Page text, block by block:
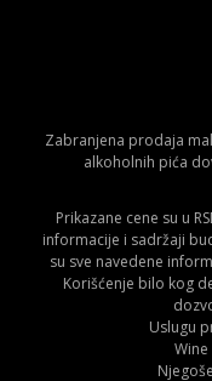
Zabranjena prodaja
alkoholnih pića
Prikazane cene su u
informacije i sadržaji
su sve navedene
Korišćenje bilo kog
Uslugu